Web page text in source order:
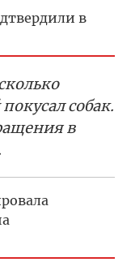
в
собак.
в